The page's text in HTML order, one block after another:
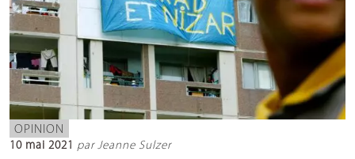
OPINION
10 mai 2021 par Jeanne Sulzer